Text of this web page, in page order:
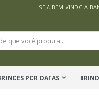
SEJA BEM-VINDO A
POR DATAS